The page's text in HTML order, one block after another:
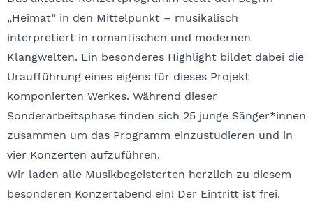
„Heimat“ in den Mittelpunkt – musikalisch
interpretiert in romantischen und modernen
Klangwelten. Ein besonderes Highlight bildet dabei die
Uraufführung eines eigens für dieses Projekt
komponierten Werkes. Während dieser
Sonderarbeitsphase finden sich 25 junge Sänger*innen
zusammen um das Programm einzustudieren und in
vier Konzerten aufzuführen.
Wir laden alle Musikbegeisterten herzlich zu diesem
besonderen Konzertabend ein! Der Eintritt ist frei.